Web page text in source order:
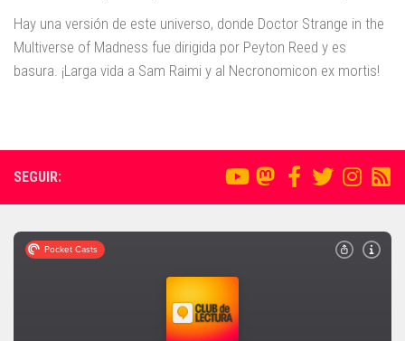
Hay una versión de este universo, donde Doctor Strange in the
Multiverse of Madness fue dirigida por Peyton Reed y es
basura. ¡Larga vida a Sam Raimi y al Necronomicon ex mortis!
SEGUIR: